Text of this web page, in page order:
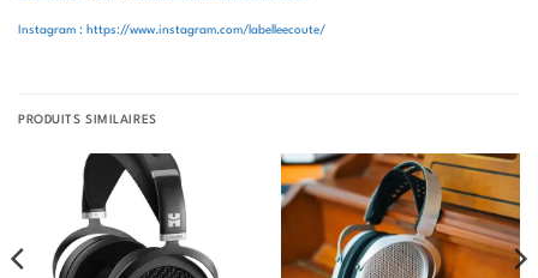
Instagram : https://www.instagram.com/labelleecoute/
PRODUITS SIMILAIRES